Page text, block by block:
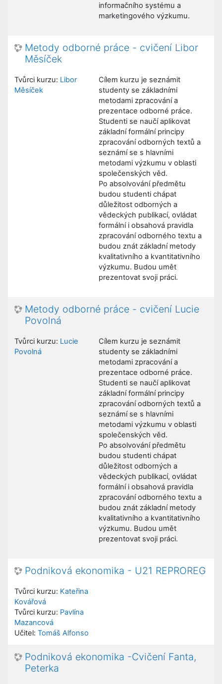
informačního systému a
marketingového výzkumu.
Metody odborné práce - cvičení Libor
Měsíček
Cílem kurzu je seznámit
studenty se základními
metodami zpracování a
prezentace odborné práce.
Studenti se naučí aplikovat
základní formální principy
zpracování odborných textů a
seznámí se s hlavními
metodami výzkumu v oblasti
společenských věd.
Po absolvování předmětu
budou studenti chápat
důležitost odborných a
vědeckých publikací, ovládat
formální i obsahová pravidla
zpracování odborného textu a
budou znát základní metody
kvalitativního a kvantitativního
výzkumu. Budou umět
prezentovat svoji práci.
Tvůrci kurzu: Libor
Měsíček
Metody odborné práce - cvičení Lucie
Povolná
Cílem kurzu je seznámit
studenty se základními
metodami zpracování a
prezentace odborné práce.
Studenti se naučí aplikovat
základní formální principy
zpracování odborných textů a
seznámí se s hlavními
metodami výzkumu v oblasti
společenských věd.
Po absolvování předmětu
budou studenti chápat
důležitost odborných a
vědeckých publikací, ovládat
formální i obsahová pravidla
zpracování odborného textu a
budou znát základní metody
kvalitativního a kvantitativního
výzkumu. Budou umět
prezentovat svoji práci.
Tvůrci kurzu: Lucie
Povolná
Podniková ekonomika - U21 REPROREG
Tvůrci kurzu: Kateřina
Kovářová
Tvůrci kurzu: Pavlína
Mazancová
Učitel: Tomáš Alfonso
Podniková ekonomika -Cvičení Fanta,
Peterka